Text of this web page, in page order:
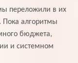
переложили в их
Пока алгоритмы
бюджета,
и системном